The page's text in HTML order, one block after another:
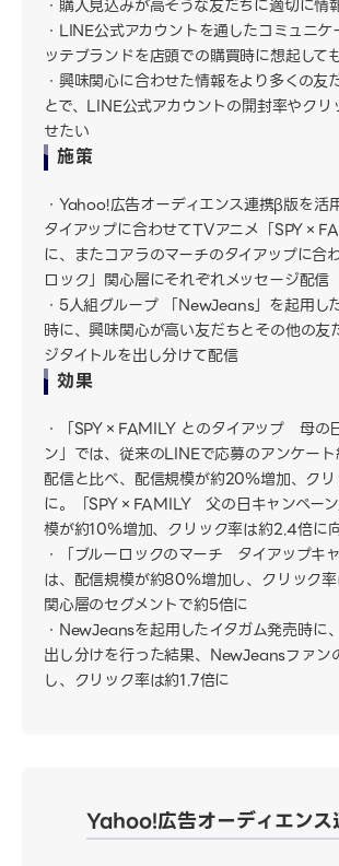
購入見込みが高そうな友だちに適切に情
LINE公式アカウントを通したコミュニケ
ッテブランドを店頭での購買時に想起して
興味関心に合わせた情報をより多くの友
とで、LINE公式アカウントの開封率やク
せたい
施策
Yahoo!広告オーディエンス連携β版を活
タイアップに合わせてTVアニメ「
に、またコアラのマーチのタイアップに合
ロック」関心層にそれぞれメッセージ配信
5人組グループ 「NewJeans」を起用し
時に、興味関心が高い友だちとその他の友
ジタイトルを出し分けて配信
効果
「SPY×FAMILY とのタイアップ 母の
ン」では、従来のLINEで応募のアンケー
配信と比べ、配信規模が約20％増加、ク
に。「SPY×FAMILY 父の日キャンペー
模が約10％増加、クリック率は約2.4倍に
「ブルーロックのマーチ タイアップキ
は、配信規模が約80％増加し、クリック
関心層のセグメントで約5倍に
NewJeansを起用したイタガム発売時に
出し分けを行った結果、NewJeansファン
し、クリック率は約1.7倍に
Yahoo!広告オーディエン